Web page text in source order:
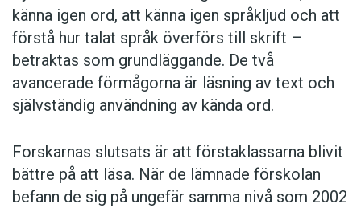
känna igen ord, att känna igen språkljud och att
förstå hur talat språk överförs till skrift –
betraktas som grundläggande. De två
avancerade förmågorna är läsning av text och
självständig användning av kända ord.
Forskarnas slutsats är att förstaklassarna blivit
bättre på att läsa. När de lämnade förskolan
befann de sig på ungefär samma nivå som 2002